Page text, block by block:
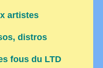
artistes
distros
fous du LTD